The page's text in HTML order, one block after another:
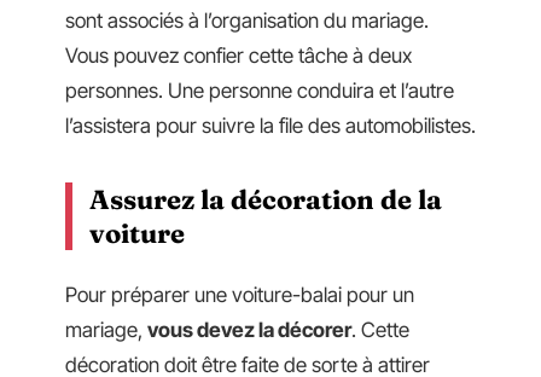
sont associés à l’organisation du mariage.
Vous pouvez confier cette tâche à deux
personnes. Une personne conduira et l’autre
l’assistera pour suivre la file des automobilistes.
Assurez la décoration de la
voiture
Pour préparer une voiture-balai pour un
mariage, vous devez la décorer. Cette
décoration doit être faite de sorte à attirer